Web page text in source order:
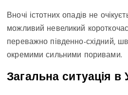
Вночі істотних опадів не
можливий невеликий
переважно південно-східний,
окремими сильними поривами.
Загальна ситуація в